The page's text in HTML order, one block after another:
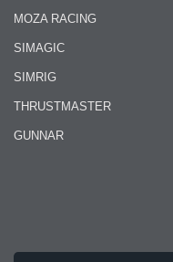
MOZA RACING
SIMAGIC
SIMRIG
THRUSTMASTER
GUNNAR